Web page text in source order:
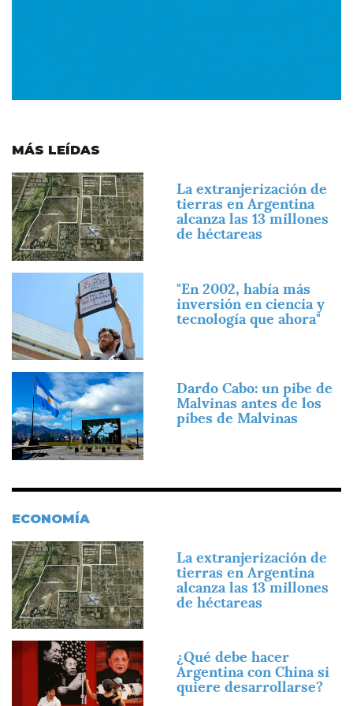
MÁS LEÍDAS
Imagen
La extranjerización de
tierras en Argentina
alcanza las 13 millones
de héctareas
"En 2002, había más
inversión en ciencia y
tecnología que ahora"
Imagen
Dardo Cabo: un pibe de
Malvinas antes de los
pibes de Malvinas
ECONOMÍA
Imagen
La extranjerización de
tierras en Argentina
alcanza las 13 millones
de héctareas
Imagen
¿Qué debe hacer
Argentina con China si
quiere desarrollarse?